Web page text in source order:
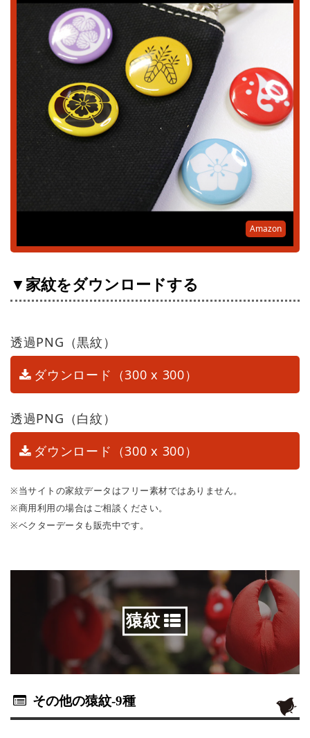
Amazon
▼家紋をダウンロードする
透過PNG（黒紋）
ダウンロード（300 x 300）
透過PNG（白紋）
ダウンロード（300 x 300）
※当サイトの家紋データはフリー素材ではありません。
※商用利用の場合はご相談ください。
※ベクターデータも販売中です。
猿紋
その他の猿紋-9種